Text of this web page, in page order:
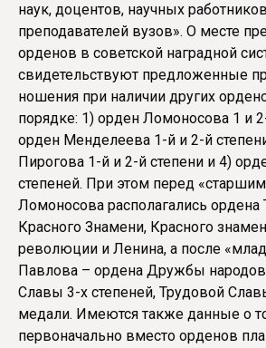
наук, доцентов, научных
преподавателей вузов». О месте
орденов в советской наградной
свидетельствуют предложенные
ношения при наличии других
порядке: 1) орден Ломоносова 1 и
орден Менделеева 1-й и 2-й
Пирогова 1-й и 2-й степени и 4)
степеней. При этом перед
Ломоносова располагались ордена
Красного Знамени, Красного
революции и Ленина, а после
Павлова – ордена Дружбы
Славы 3-х степеней, Трудовой
медали. Имеются также данные о
первоначально вместо орденов